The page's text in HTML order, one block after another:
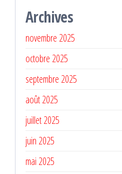
Archives
novembre 2025
octobre 2025
septembre 2025
août 2025
juillet 2025
juin 2025
mai 2025